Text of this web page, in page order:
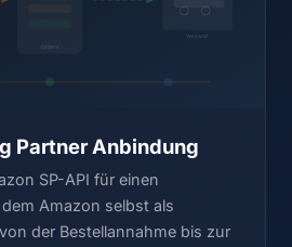
Partner Anbindung
SP-API für einen
Amazon selbst als
der Bestellannahme bis zur